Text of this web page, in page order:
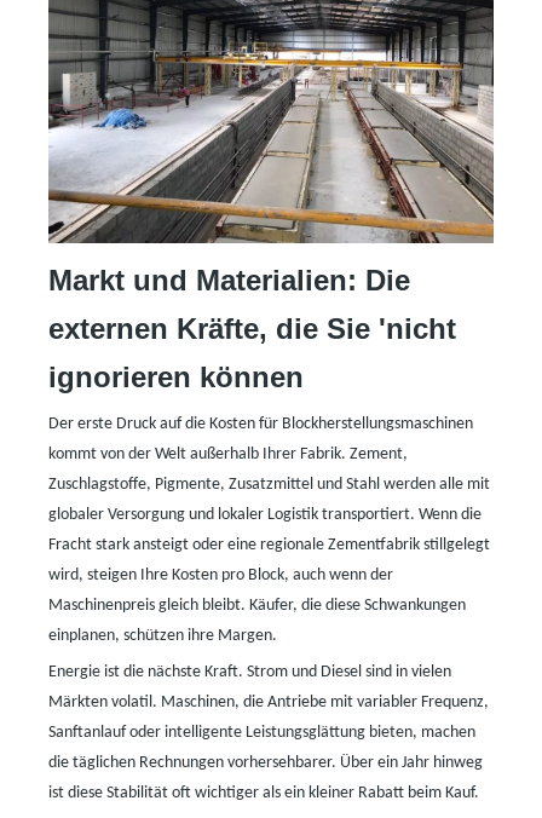
Markt und Materialien: Die
externen Kräfte, die Sie 'nicht
ignorieren können
Der erste Druck auf die Kosten für Blockherstellungsmaschinen
kommt von der Welt außerhalb Ihrer Fabrik. Zement,
Zuschlagstoffe, Pigmente, Zusatzmittel und Stahl werden alle mit
globaler Versorgung und lokaler Logistik transportiert. Wenn die
Fracht stark ansteigt oder eine regionale Zementfabrik stillgelegt
wird, steigen Ihre Kosten pro Block, auch wenn der
Maschinenpreis gleich bleibt. Käufer, die diese Schwankungen
einplanen, schützen ihre Margen.
Energie ist die nächste Kraft. Strom und Diesel sind in vielen
Märkten volatil. Maschinen, die Antriebe mit variabler Frequenz,
Sanftanlauf oder intelligente Leistungsglättung bieten, machen
die täglichen Rechnungen vorhersehbarer. Über ein Jahr hinweg
ist diese Stabilität oft wichtiger als ein kleiner Rabatt beim Kauf.